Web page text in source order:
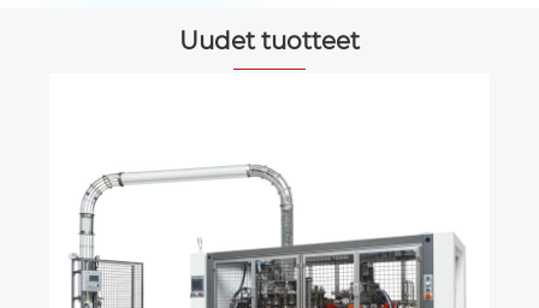
Uudet tuotteet